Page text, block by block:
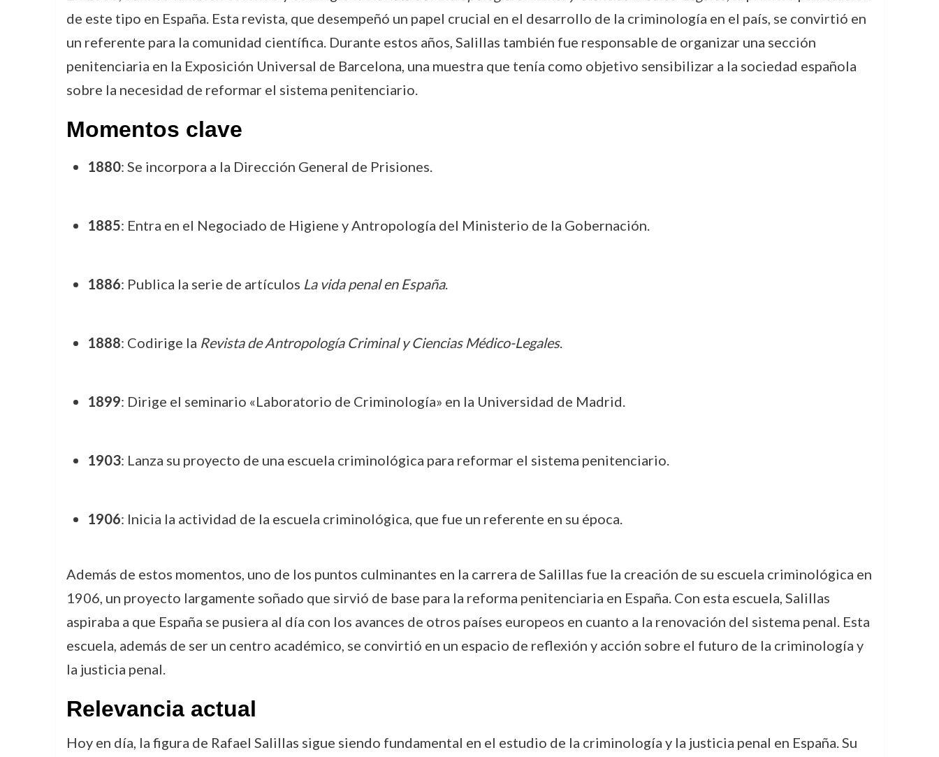
de este tipo en España. Esta revista, que desempeñó un papel crucial en el desarrollo de la criminología en el país, se convirtió en
un referente para la comunidad científica. Durante estos años, Salillas también fue responsable de organizar una sección
penitenciaria en la Exposición Universal de Barcelona, una muestra que tenía como objetivo sensibilizar a la sociedad española
sobre la necesidad de reformar el sistema penitenciario.
Momentos clave
1880: Se incorpora a la Dirección General de Prisiones.
1885: Entra en el Negociado de Higiene y Antropología del Ministerio de la Gobernación.
1886: Publica la serie de artículos La vida penal en España.
1888: Codirige la Revista de Antropología Criminal y Ciencias Médico-Legales.
1899: Dirige el seminario «Laboratorio de Criminología» en la Universidad de Madrid.
1903: Lanza su proyecto de una escuela criminológica para reformar el sistema penitenciario.
1906: Inicia la actividad de la escuela criminológica, que fue un referente en su época.
Además de estos momentos, uno de los puntos culminantes en la carrera de Salillas fue la creación de su escuela criminológica en
1906, un proyecto largamente soñado que sirvió de base para la reforma penitenciaria en España. Con esta escuela, Salillas
aspiraba a que España se pusiera al día con los avances de otros países europeos en cuanto a la renovación del sistema penal. Esta
escuela, además de ser un centro académico, se convirtió en un espacio de reflexión y acción sobre el futuro de la criminología y
la justicia penal.
Relevancia actual
Hoy en día, la figura de Rafael Salillas sigue siendo fundamental en el estudio de la criminología y la justicia penal en España. Su